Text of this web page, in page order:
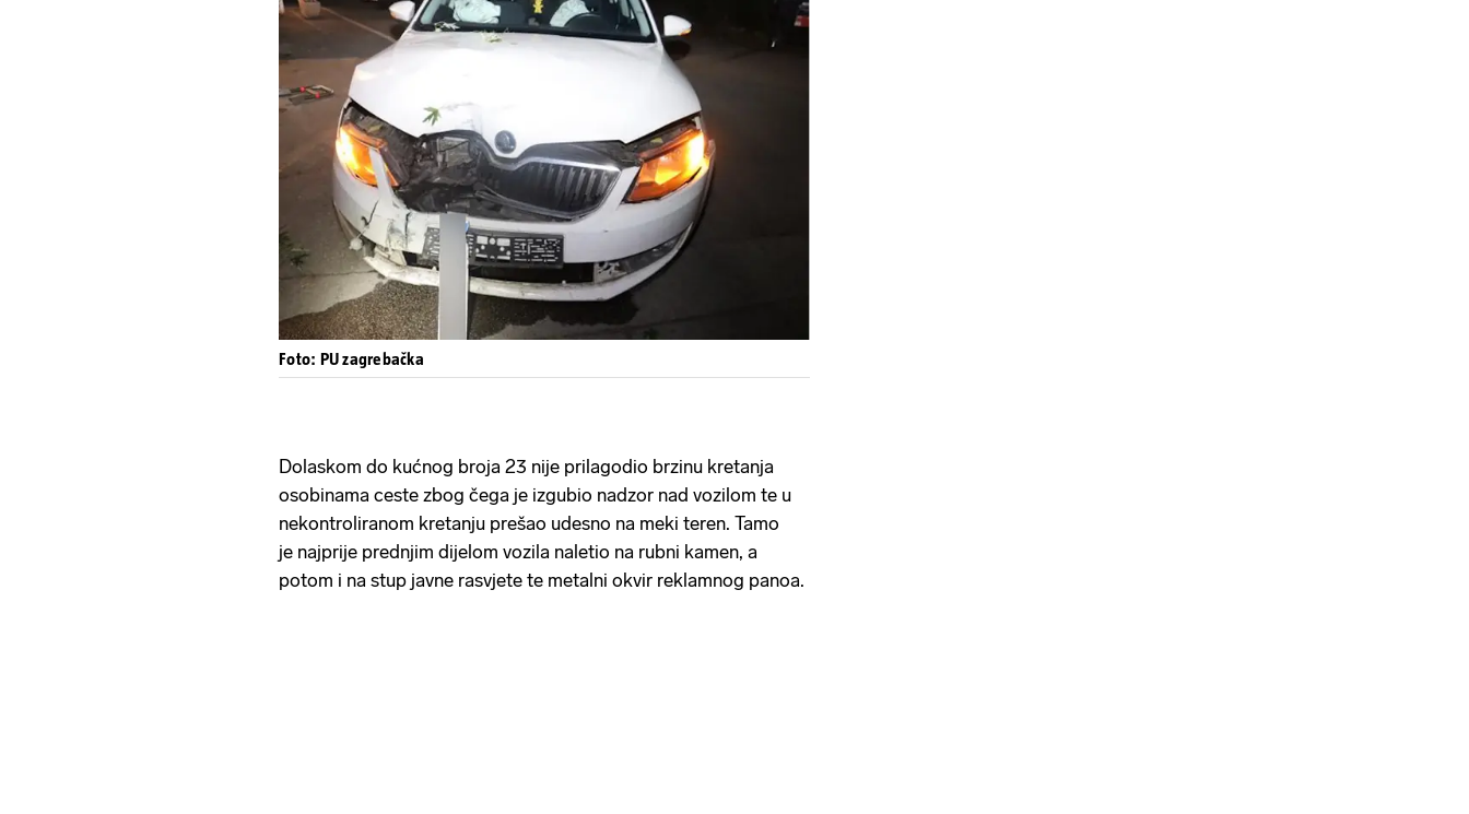
Foto: PU zagrebačka
Dolaskom do kućnog broja 23 nije prilagodio brzinu kretanja
osobinama ceste zbog čega je izgubio nadzor nad vozilom te u
nekontroliranom kretanju prešao udesno na meki teren. Tamo
je najprije prednjim dijelom vozila naletio na rubni kamen, a
potom i na stup javne rasvjete te metalni okvir reklamnog panoa.